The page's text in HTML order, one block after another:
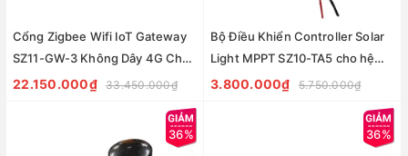
Cổng Zigbee Wifi IoT Gateway
SZ11-GW-3 Không Dây 4G Cho
Hệ Thống Điều Khiển Ánh Sáng
22.150.000₫ 33.450.000₫
Bộ Điều Khiển Controller Solar
Light MPPT SZ10-TA5 cho hệ
thống chiếu sáng đường phố
3.800.000₫ 5.750.000₫
36% 36%